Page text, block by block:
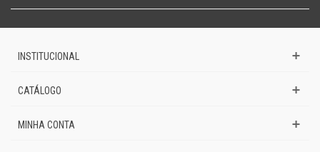
INSTITUCIONAL
CATÁLOGO
MINHA CONTA